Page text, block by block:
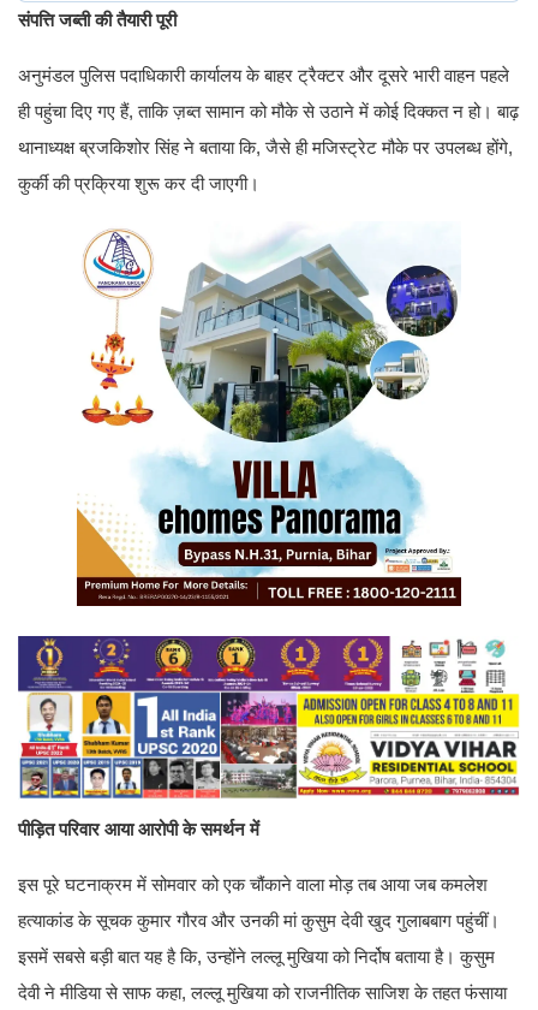
संपत्ति जब्ती की तैयारी पूरी
अनुमंडल पुलिस पदाधिकारी कार्यालय के बाहर ट्रैक्टर और दूसरे भारी वाहन पहले
ही पहुंचा दिए गए हैं, ताकि ज़ब्त सामान को मौके से उठाने में कोई दिक्कत न हो। बाढ़
थानाध्यक्ष ब्रजकिशोर सिंह ने बताया कि, जैसे ही मजिस्ट्रेट मौके पर उपलब्ध होंगे,
कुर्की की प्रक्रिया शुरू कर दी जाएगी।
पीड़ित परिवार आया आरोपी के समर्थन में
इस पूरे घटनाक्रम में सोमवार को एक चौंकाने वाला मोड़ तब आया जब कमलेश
हत्याकांड के सूचक कुमार गौरव और उनकी मां कुसुम देवी खुद गुलाबबाग पहुंचीं।
इसमें सबसे बड़ी बात यह है कि, उन्होंने लल्लू मुखिया को निर्दोष बताया है। कुसुम
देवी ने मीडिया से साफ कहा, लल्लू मुखिया को राजनीतिक साजिश के तहत फंसाया